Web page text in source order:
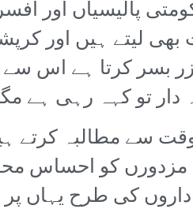
بسر کرتا ہے اس
دار تو کہہ رہی ہے
سے مطالبہ کرتے
کو احساس